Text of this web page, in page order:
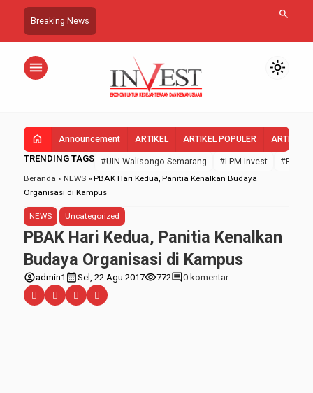
Breaking News search
menu light_mode
home Announcement ARTIKEL ARTIKEL POPULER ARTIKEL
TRENDING TAGS #UIN Walisongo Semarang #LPM Invest
#FEBI
Beranda » NEWS » PBAK Hari Kedua, Panitia Kenalkan Budaya
Organisasi di Kampus
NEWS Uncategorized
PBAK Hari Kedua, Panitia Kenalkan
Budaya Organisasi di Kampus
account_circleadmin1 calendar_monthSel, 22 Agu 2017visibility772comment0 komentar